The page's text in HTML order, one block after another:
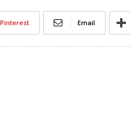
Pinterest Email